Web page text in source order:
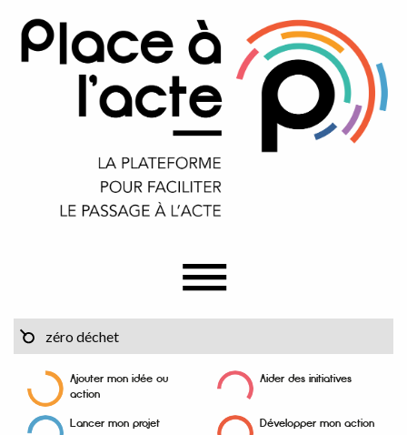
Ajouter mon idée ou
action
Aider des initiatives
Lancer mon projet Développer mon action